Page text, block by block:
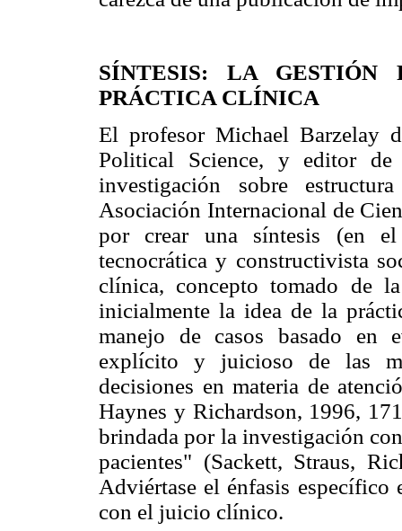
SÍNTESIS: LA GESTIÓN
PRÁCTICA CLÍNICA
El profesor Michael Barzelay
Political Science, y editor
investigación sobre
Asociación Internacional de
por crear una síntesis (en
tecnocrática y constructivista
clínica, concepto tomado de
inicialmente la idea de la
manejo de casos basado en
explícito y juicioso de las
decisiones en materia de
Haynes y Richardson, 1996,
brindada por la investigación
pacientes" (Sackett, Straus,
Adviértase el énfasis
con el juicio clínico.